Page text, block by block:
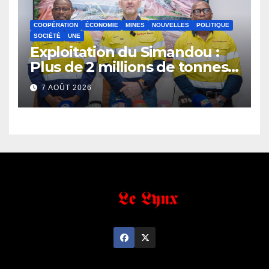
COOPÉRATION ÉCONOMIE MINES NOUVELLES
POLITIQUE
SOCIÉTÉ
UNE
Exploitation du Simandou :
Plus de 2 millions de tonnes
de fer exportées
7 AOÛT 2026